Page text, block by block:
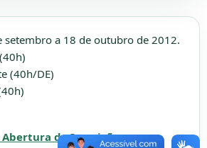
setembro a 18 de outubro de 2012.
(40h/DE)
Abertura de Inscrições